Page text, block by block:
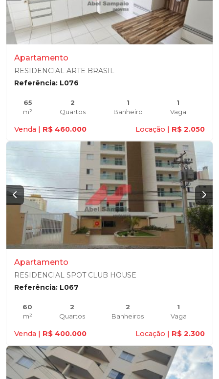
Apartamento
RESIDENCIAL ARTE BRASIL
Referência: L076
65
m²
2
Quartos
1
Banheiro
1
Vaga
Venda | R$ 460.000 Locação | R$ 2.050
Apartamento
RESIDENCIAL SPOT CLUB HOUSE
Referência: L067
60
m²
2
Quartos
2
Banheiros
1
Vaga
Venda | R$ 400.000 Locação | R$ 2.300